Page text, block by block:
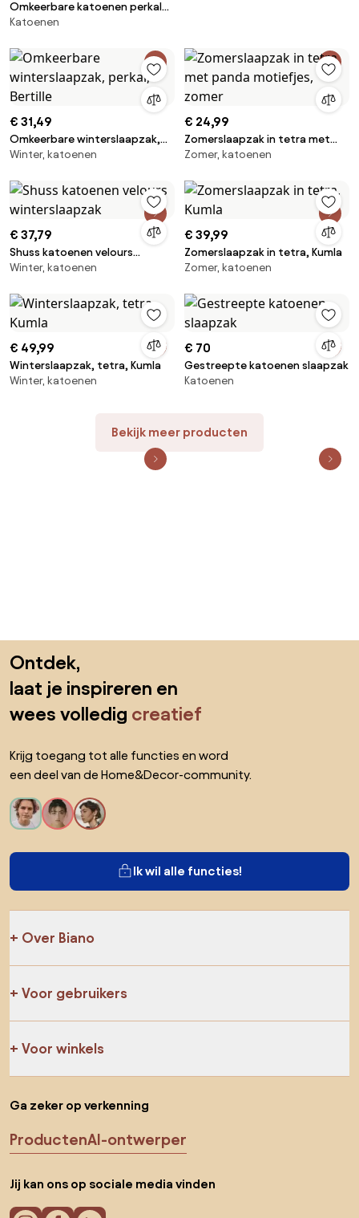
Omkeerbare katoenen perkal
slaapzak, dierenprint, PETITE
Katoenen
€ 31,49
Omkeerbare winterslaapzak,
perkal, Bertille
Winter, katoenen
€ 24,99
Zomerslaapzak in tetra met
panda motiefjes, zomer
Zomer, katoenen
€ 37,79
Shuss katoenen velours
winterslaapzak
Winter, katoenen
€ 39,99
Zomerslaapzak in tetra, Kumla
Zomer, katoenen
€ 49,99
Winterslaapzak, tetra, Kumla
Winter, katoenen
€ 70
Gestreepte katoenen slaapzak
Katoenen
Bekijk meer producten
Ontdek,
laat je inspireren en
wees volledig creatief
Krijg toegang tot alle functies en word
een deel van de Home&Decor-community.
Ik wil alle functies!
Over Biano
Voor gebruikers
Voor winkels
Ga zeker op verkenning
ProductenAI-ontwerper
Jij kan ons op sociale media vinden